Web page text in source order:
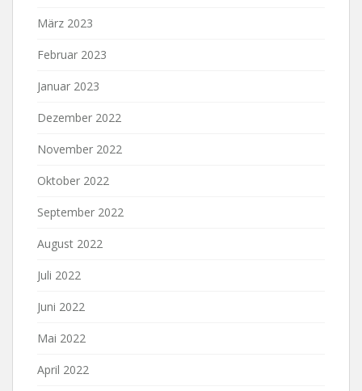
März 2023
Februar 2023
Januar 2023
Dezember 2022
November 2022
Oktober 2022
September 2022
August 2022
Juli 2022
Juni 2022
Mai 2022
April 2022